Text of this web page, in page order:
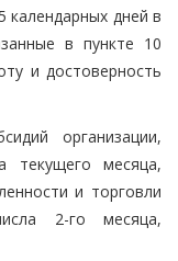
календарных дней в
в пункте 10
и достоверность
организации,
текущего месяца,
и торговли
2-го месяца,